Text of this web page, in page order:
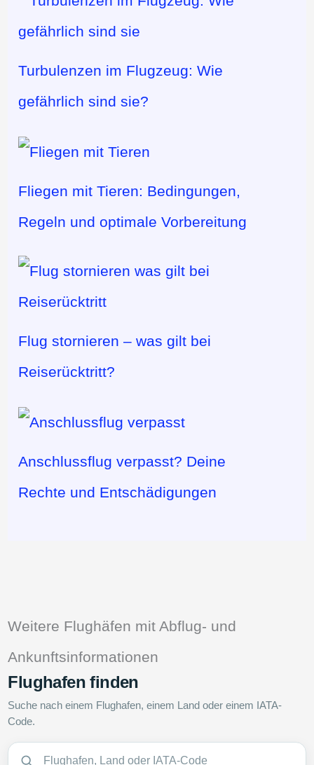
Turbulenzen im Flugzeug: Wie
gefährlich sind sie?
Fliegen mit Tieren: Bedingungen,
Regeln und optimale Vorbereitung
Flug stornieren – was gilt bei
Reiserücktritt?
Anschlussflug verpasst? Deine
Rechte und Entschädigungen
Weitere Flughäfen mit Abflug- und
Ankunftsinformationen
Flughafen finden
Suche nach einem Flughafen, einem Land oder einem IATA-
Code.